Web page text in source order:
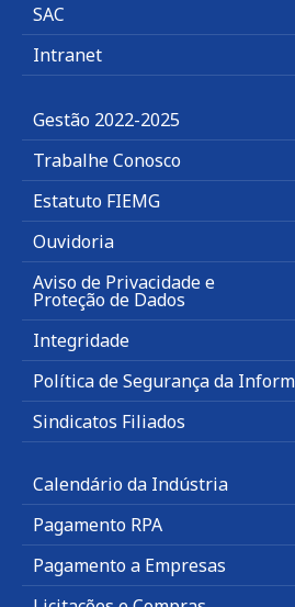
SAC
Intranet
Gestão 2022-2025
Trabalhe Conosco
Estatuto FIEMG
Ouvidoria
Aviso de Privacidade e
Proteção de Dados
Integridade
Política de Segurança da
Sindicatos Filiados
Calendário da Indústria
Pagamento RPA
Pagamento a Empresas